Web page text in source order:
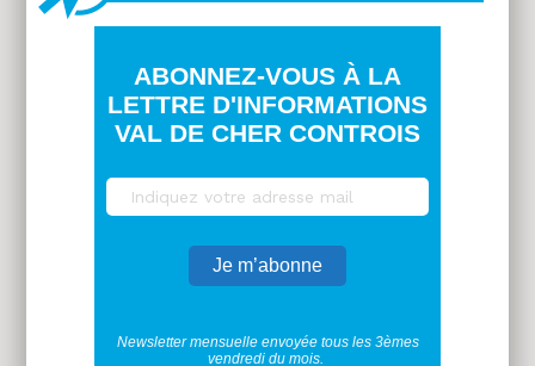
ABONNEZ-VOUS À LA
LETTRE D'INFORMATIONS
VAL DE CHER CONTROIS
Newsletter mensuelle envoyée tous les 3èmes
vendredi du mois.